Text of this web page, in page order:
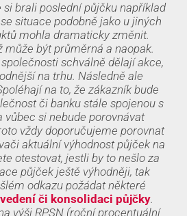
si brali poslední půjčku například
situace podobně jako u jiných
mohla dramaticky změnit.
může být průměrná a naopak.
schválně dělají akce,
na trhu. Následně ale
na to, že zákazník bude
či banku stále spojenou s
vůbec si nebude porovnávat
vždy doporučujeme porovnat
aktuální výhodnost půjček na
otestovat, jestli by to nešlo za
půjček ještě výhodněji, tak
odkazu požádat některé
či konsolidaci půjčky.
výši RPSN (roční procentuální